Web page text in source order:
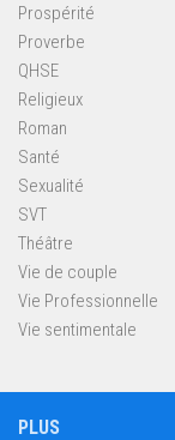
Prospérité
Proverbe
QHSE
Religieux
Roman
Santé
Sexualité
SVT
Théâtre
Vie de couple
Vie Professionnelle
Vie sentimentale
PLUS